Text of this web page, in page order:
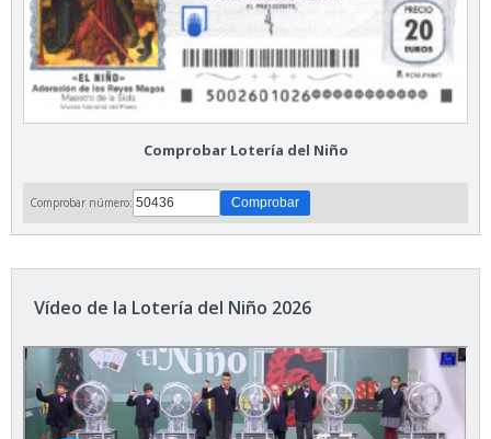
Comprobar Lotería del Niño
Comprobar número:
Vídeo de la Lotería del Niño 2026